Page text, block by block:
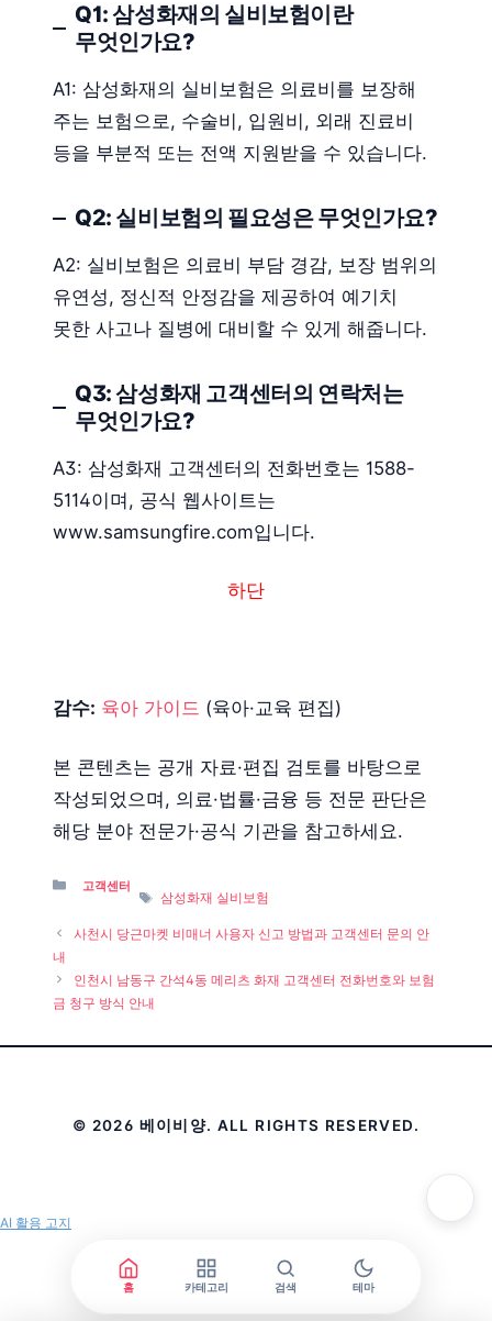
Q1: 삼성화재의 실비보험이란
무엇인가요?
A1: 삼성화재의 실비보험은 의료비를 보장해
주는 보험으로, 수술비, 입원비, 외래 진료비
등을 부분적 또는 전액 지원받을 수 있습니다.
Q2: 실비보험의 필요성은 무엇인가요?
A2: 실비보험은 의료비 부담 경감, 보장 범위의
유연성, 정신적 안정감을 제공하여 예기치
못한 사고나 질병에 대비할 수 있게 해줍니다.
Q3: 삼성화재 고객센터의 연락처는
무엇인가요?
A3: 삼성화재 고객센터의 전화번호는 1588-
5114이며, 공식 웹사이트는
www.samsungfire.com입니다.
하단
감수: 육아 가이드 (육아·교육 편집)
본 콘텐츠는 공개 자료·편집 검토를 바탕으로
작성되었으며, 의료·법률·금융 등 전문 판단은
해당 분야 전문가·공식 기관을 참고하세요.
Categories
고객센터
Tags
삼성화재 실비보험
사천시 당근마켓 비매너 사용자 신고 방법과 고객센터 문의 안
내
인천시 남동구 간석4동 메리츠 화재 고객센터 전화번호와 보험
금 청구 방식 안내
© 2026 베이비양. ALL RIGHTS RESERVED.
AI 활용 고지
홈 카테고리 검색 테마